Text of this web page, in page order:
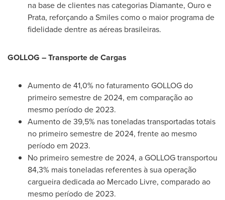
na base de clientes nas categorias Diamante, Ouro e
Prata, reforçando a Smiles como o maior programa de
fidelidade dentre as aéreas brasileiras.
GOLLOG – Transporte de Cargas
Aumento de 41,0% no faturamento GOLLOG do
primeiro semestre de 2024, em comparação ao
mesmo período de 2023.
Aumento de 39,5% nas toneladas transportadas totais
no primeiro semestre de 2024, frente ao mesmo
período em 2023.
No primeiro semestre de 2024, a GOLLOG transportou
84,3% mais toneladas referentes à sua operação
cargueira dedicada ao Mercado Livre, comparado ao
mesmo período de 2023.